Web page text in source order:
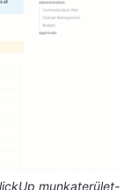
munkaterület-